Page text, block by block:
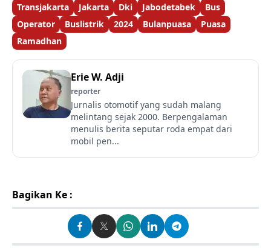
Transjakarta Jakarta Dki Jabodetabek
Bus
Operator
Buslistrik 2024 Bulanpuasa
Puasa
Ramadhan
Erie W. Adji
reporter
Jurnalis otomotif yang sudah malang
melintang sejak 2000. Berpengalaman
menulis berita seputar roda empat dari
mobil pen...
Bagikan Ke :